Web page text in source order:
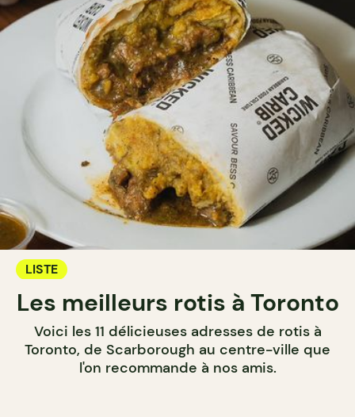
LISTE
Les meilleurs rotis à Toronto
Voici les 11 délicieuses adresses de rotis à
Toronto, de Scarborough au centre-ville que
l'on recommande à nos amis.